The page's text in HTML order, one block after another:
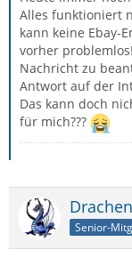
Alles funktioniert
kann keine Ebay-
vorher
Nachricht zu
Antwort auf der
Das kann doch
für mich???
Drachen
Senior-